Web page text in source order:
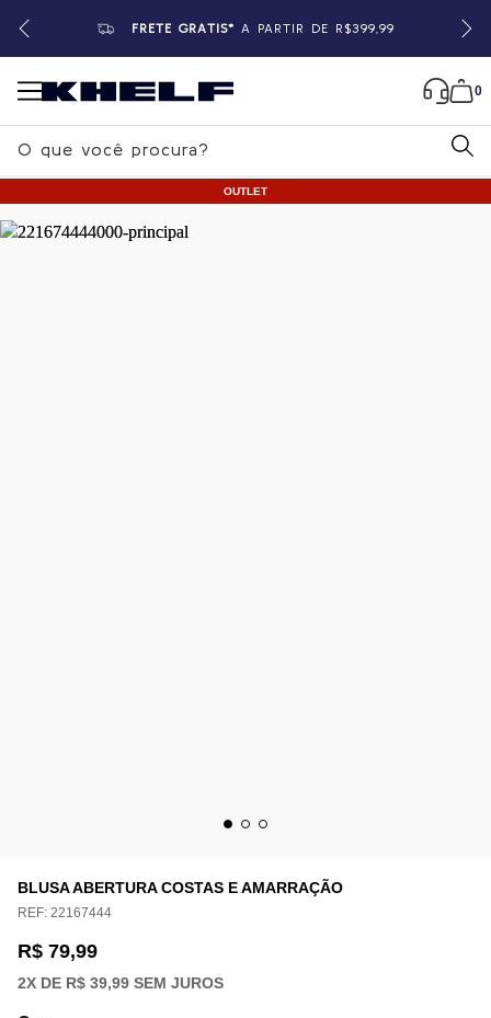
FRETE GRÁTIS* A PARTIR DE R$399,99
0
B
u
s
OUTLET
BLUSA ABERTURA COSTAS E AMARRAÇÃO
REF: 22167444
R$ 79,99
2X DE R$ 39,99 SEM JUROS